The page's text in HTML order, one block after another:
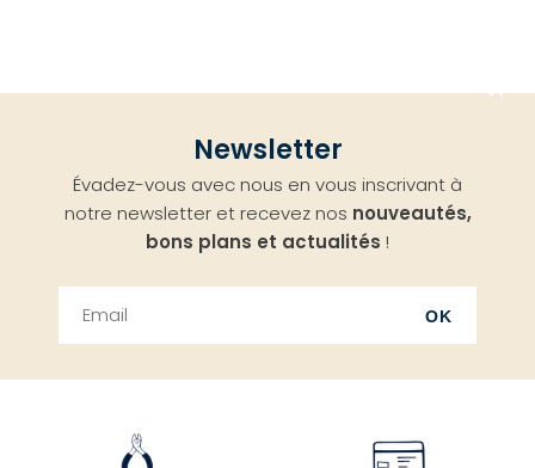
Newsletter
Évadez-vous avec nous en vous inscrivant à
notre newsletter et recevez nos nouveautés,
bons plans et actualités !
OK